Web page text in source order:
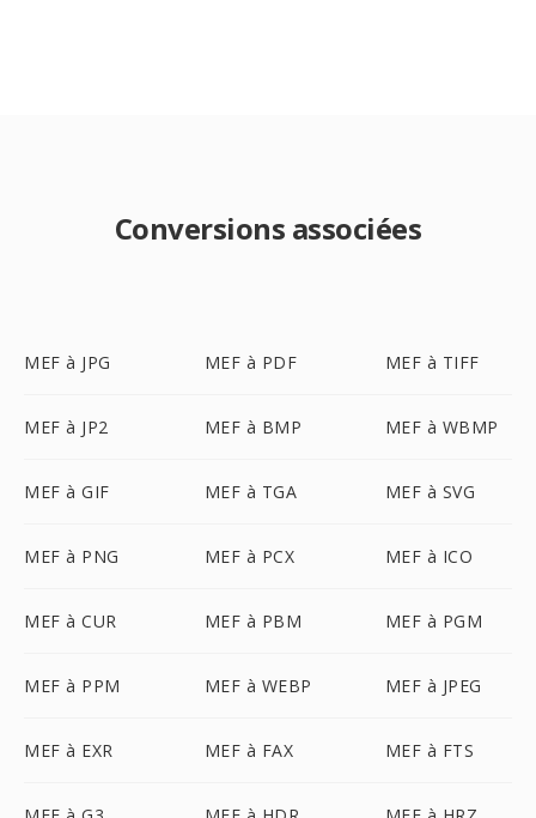
Conversions associées
MEF à JPG MEF à PDF MEF à TIFF
MEF à JP2 MEF à BMP MEF à WBMP
MEF à GIF MEF à TGA MEF à SVG
MEF à PNG MEF à PCX MEF à ICO
MEF à CUR MEF à PBM MEF à PGM
MEF à PPM MEF à WEBP MEF à JPEG
MEF à EXR MEF à FAX MEF à FTS